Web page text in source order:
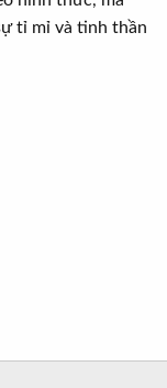
tỉ mỉ và tinh thần